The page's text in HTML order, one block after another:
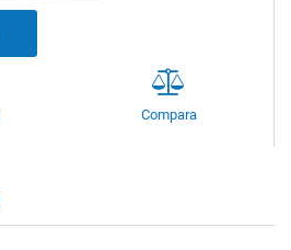
Compara